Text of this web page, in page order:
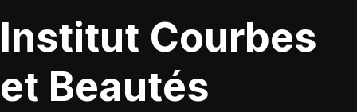
Institut Courbes
et Beautés